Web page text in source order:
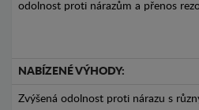
odolnost proti nárazům a přenos
NABÍZENÉ VÝHODY:
Zvýšená odolnost proti nárazu s